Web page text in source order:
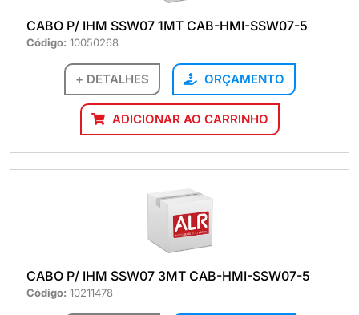
CABO P/ IHM SSW07 1MT CAB-HMI-SSW07-5
Código: 10050268
+ DETALHES ORÇAMENTO
ADICIONAR AO CARRINHO
CABO P/ IHM SSW07 3MT CAB-HMI-SSW07-5
Código: 10211478